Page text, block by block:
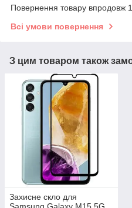
Повернення товару впродовж
Всі умови повернення
З цим товаром також
Захисне скло для